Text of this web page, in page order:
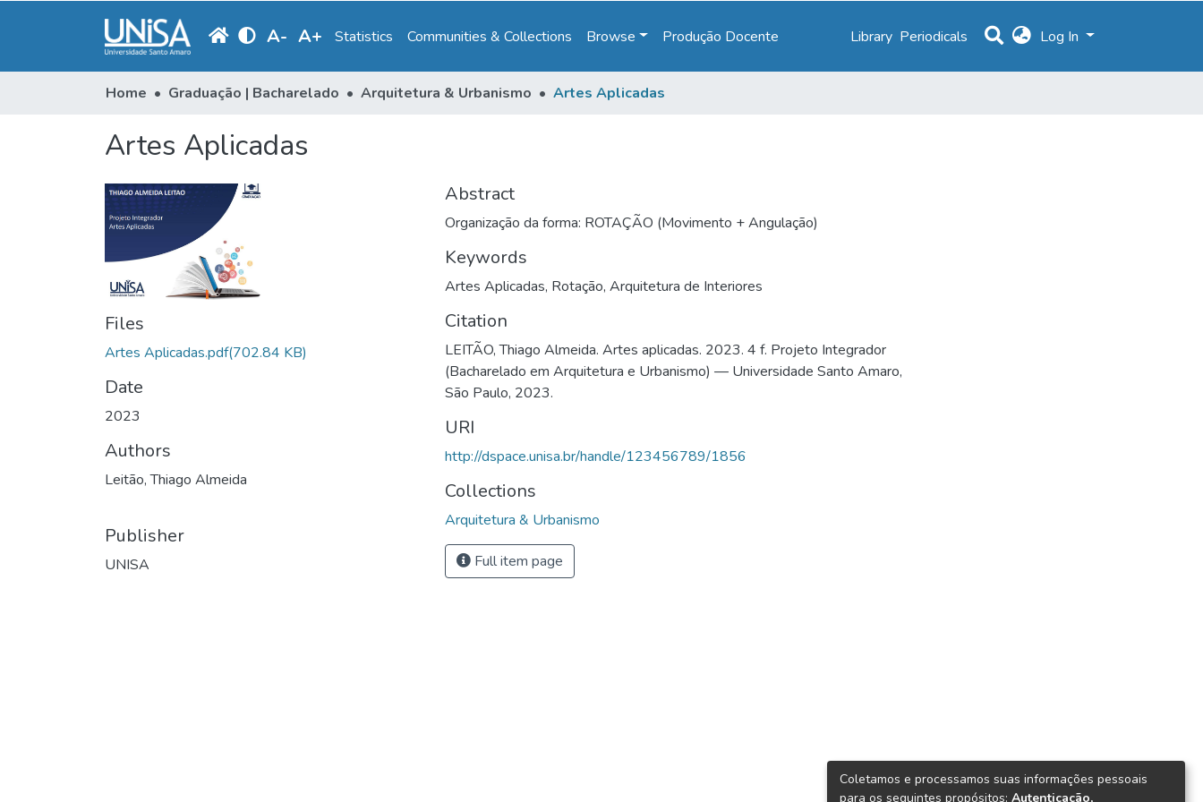
A- A+ Statistics Communities & Collections Browse Produção Docente Library Periodicals Log In
Home Graduação | Bacharelado Arquitetura & Urbanismo Artes Aplicadas
Artes Aplicadas
Files
Artes Aplicadas.pdf(702.84 KB)
Date
2023
Authors
Leitão, Thiago Almeida
Publisher
UNISA
Abstract
Organização da forma: ROTAÇÃO (Movimento + Angulação)
Keywords
Artes Aplicadas, Rotação, Arquitetura de Interiores
Citation
LEITÃO, Thiago Almeida. Artes aplicadas. 2023. 4 f. Projeto Integrador
(Bacharelado em Arquitetura e Urbanismo) — Universidade Santo Amaro,
São Paulo, 2023.
URI
http://dspace.unisa.br/handle/123456789/1856
Collections
Arquitetura & Urbanismo
Full item page
Coletamos e processamos suas informações pessoais
para os seguintes propósitos: Autenticação,